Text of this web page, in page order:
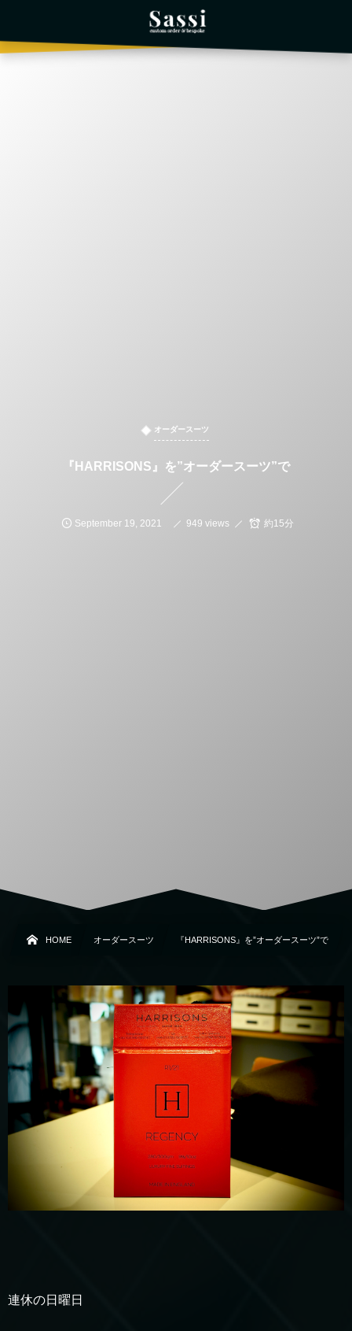
オーダースーツ
『HARRISONS』を”オーダースーツ”で
September 19, 2021 949 views 約15分
HOME オーダースーツ 『HARRISONS』を”オーダースーツ”で
連休の日曜日